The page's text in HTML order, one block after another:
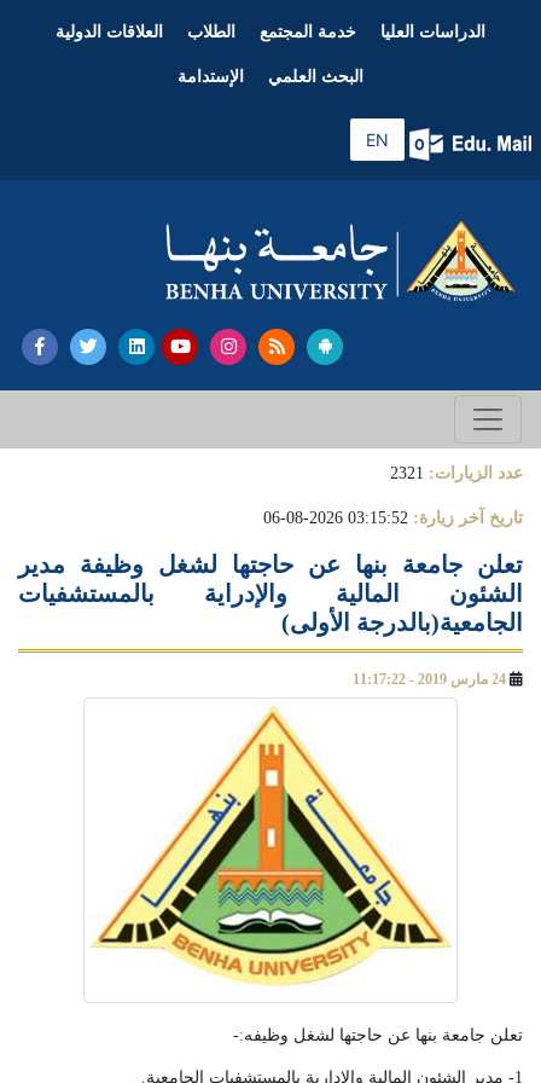
الدراسات العليا خدمة المجتمع الطلاب العلاقات الدولية
البحث العلمي الإستدامة
EN
عدد الزيارات: 2321
تاريخ آخر زيارة: 03:15:52 2026-08-06
تعلن جامعة بنها عن حاجتها لشغل وظيفة مدير
الشئون المالية والإدراية بالمستشفيات
الجامعية(بالدرجة الأولى)
تعلن جامعة بنها عن حاجتها لشغل وظيفه:-
1- مدير الشئون المالية والإدارية بالمستشفيات الجامعية.